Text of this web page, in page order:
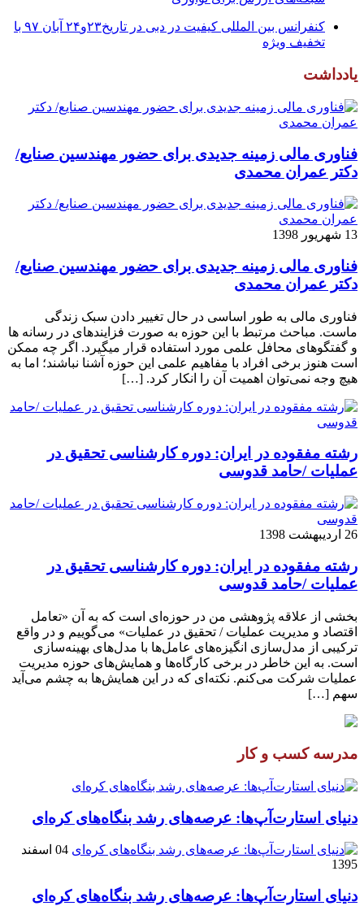
کنفرانس بین المللی کیفیت در دبی در تاریخ۲۳و۲۴ آبان ۹۷ با
تخفیف ویژه
یادداشت
فناوری مالی زمینه جدیدی برای حضور مهندسین صنایع/
دکتر عمران محمدی
13 شهریور 1398
فناوری مالی زمینه جدیدی برای حضور مهندسین صنایع/
دکتر عمران محمدی
فناوری مالی به طور اساسی در حال تغییر دادن سبک زندگی
ماست. مباحث مرتبط با این حوزه به صورت فزاینده­ای در رسانه­ ها
و گفتگوهای محافل علمی مورد استفاده قرار می­گیرد. اگر چه ممکن
است هنوز برخی افراد با مفاهیم علمی این حوزه آشنا نباشند؛ اما به
هیچ وجه نمی‌توان اهمیت آن را انکار کرد. […]
رشته مفقوده در ایران: دوره کارشناسی تحقیق در
عملیات /حامد قدوسی
26 اردیبهشت 1398
رشته مفقوده در ایران: دوره کارشناسی تحقیق در
عملیات /حامد قدوسی
بخشی از علاقه پژوهشی من در حوزه‌ای است که به آن «تعامل
اقتصاد و مدیریت عملیات / تحقیق در عملیات» می‌گوییم و در واقع
ترکیبی از مدل‌سازی انگیزه‌های عامل‌ها با مدل‌های بهینه‌سازی
است. به این خاطر در برخی کارگاه‌ها و همایش‌های حوزه مدیریت
عملیات شرکت می‌کنم. نکته‌ای که در این همایش‌ها به چشم می‌آید
سهم […]
مدرسه کسب و کار
دنیای استارت‌آپ‌ها: عرصه‌های رشد بنگاه‌های کره‌ای‌
04 اسفند
1395
دنیای استارت‌آپ‌ها: عرصه‌های رشد بنگاه‌های کره‌ای‌